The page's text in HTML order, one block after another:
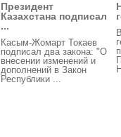
Президент
Казахстана подписал
...
Касым-Жомарт Токаев
подписал два закона: "О
внесении изменений и
дополнений в Закон
Республики ...